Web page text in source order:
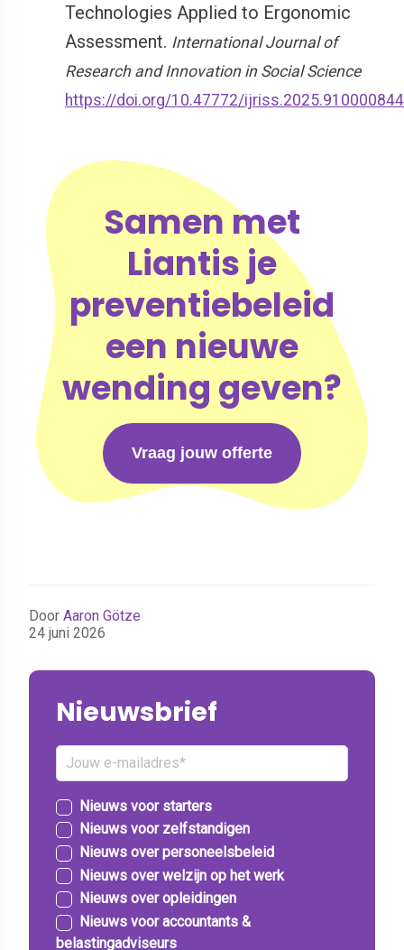
Technologies Applied to Ergonomic
Assessment. International Journal of
Research and Innovation in Social Science
https://doi.org/10.47772/ijriss.2025.910000844
Samen met
Liantis je
preventiebeleid
een nieuwe
wending geven?
Vraag jouw offerte
Door Aaron Götze
24 juni 2026
Nieuwsbrief
Nieuws voor starters
Nieuws voor zelfstandigen
Nieuws over personeelsbeleid
Nieuws over welzijn op het werk
Nieuws over opleidingen
Nieuws voor accountants &
belastingadviseurs